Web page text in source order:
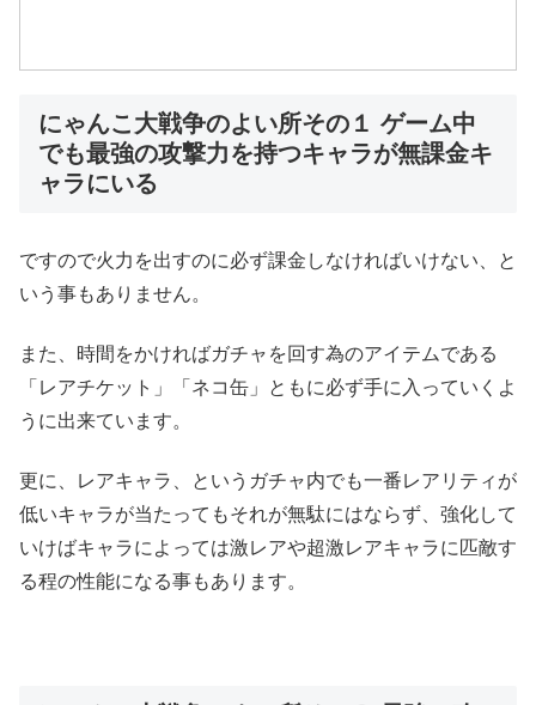
にゃんこ大戦争のよい所その１ ゲーム中
でも最強の攻撃力を持つキャラが無課金キ
ャラにいる
ですので火力を出すのに必ず課金しなければいけない、と
いう事もありません。
また、時間をかければガチャを回す為のアイテムである
「レアチケット」「ネコ缶」ともに必ず手に入っていくよ
うに出来ています。
更に、レアキャラ、というガチャ内でも一番レアリティが
低いキャラが当たってもそれが無駄にはならず、強化して
いけばキャラによっては激レアや超激レアキャラに匹敵す
る程の性能になる事もあります。